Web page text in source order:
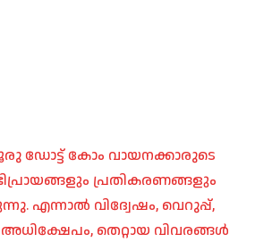
ഡോട്ട് കോം വായനക്കാരുടെ
പ്രതികരണങ്ങളും
എന്നാൽ വിദ്വേഷം, വെറുപ്പ്,
തെറ്റായ വിവരങ്ങൾ